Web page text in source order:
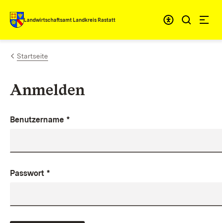
Zum Inhalt springen
Landwirtschaftsamt Landkreis Rastatt
Startseite
Anmelden
Benutzername *
Passwort *